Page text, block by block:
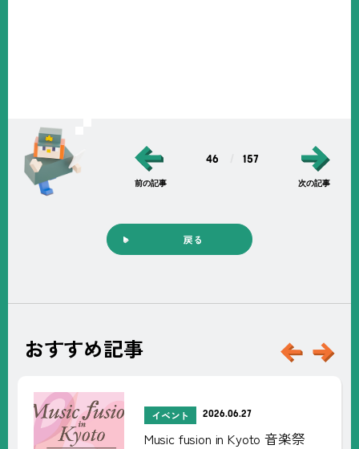
前の記事
46 157
次の記事
戻る
おすすめ記事
Music fusion in Kyoto 音楽祭
イベント 2026.06.27